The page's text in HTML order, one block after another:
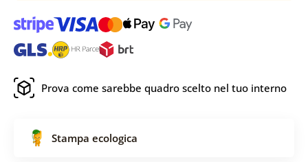
Prova come sarebbe quadro scelto nel tuo interno
Stampa ecologica